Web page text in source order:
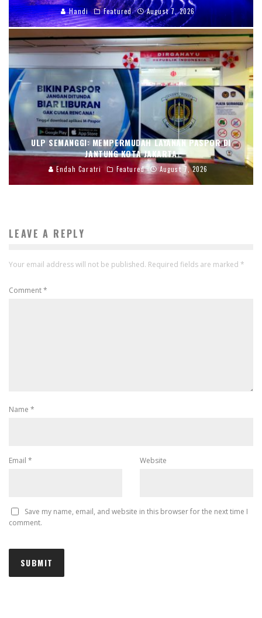
Handi Featured August 7, 2026
ULP SEMANGGI: MEMPERMUDAH LAYANAN PASPOR DI
JANTUNG KOTA JAKARTA
Endah Caratri Featured August 7, 2026
LEAVE A REPLY
Your email address will not be published. Required fields are marked *
Comment*
Name *
Email * Website
Save my name, email, and website in this browser for the next time I
comment.